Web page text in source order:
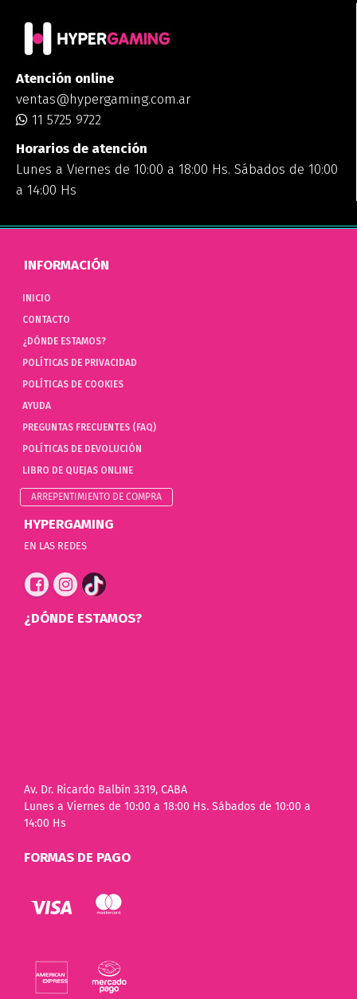
Atención online
ventas@hypergaming.com.ar
11 5725 9722
Horarios de atención
Lunes a Viernes de 10:00 a 18:00 Hs. Sábados de 10:00
a 14:00 Hs
INFORMACIÓN
INICIO
CONTACTO
¿DÓNDE ESTAMOS?
POLÍTICAS DE PRIVACIDAD
POLÍTICAS DE COOKIES
AYUDA
PREGUNTAS FRECUENTES (FAQ)
POLÍTICAS DE DEVOLUCIÓN
LIBRO DE QUEJAS ONLINE
ARREPENTIMIENTO DE COMPRA
HYPERGAMING
EN LAS REDES
¿DÓNDE ESTAMOS?
Av. Dr. Ricardo Balbín 3319, CABA
Lunes a Viernes de 10:00 a 18:00 Hs. Sábados de 10:00 a
14:00 Hs
FORMAS DE PAGO